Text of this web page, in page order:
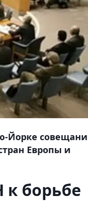
Йорке
Европы и
борьбе